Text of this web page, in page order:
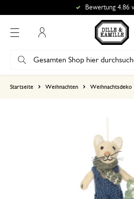
Bewertung 4.86
Startseite Weihnachten Weihnachtsdeko